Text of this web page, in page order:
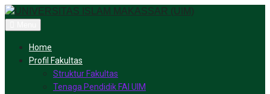
Skip
Home
Profil Fakultas
Struktur Fakultas
Tenaga Pendidik FAI UIM